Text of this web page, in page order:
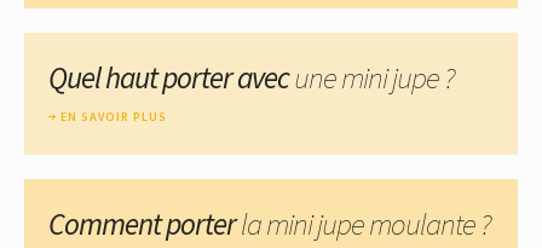
Quel haut porter avecune mini jupe ?
EN SAVOIR PLUS
Comment porterla mini jupe moulante ?